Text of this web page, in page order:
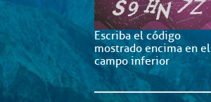
Escriba el código
mostrado encima en el
campo inferior